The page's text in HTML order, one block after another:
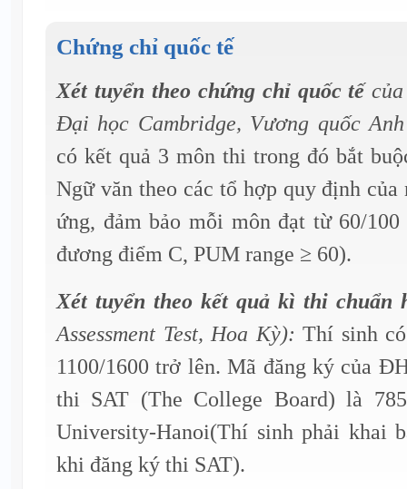
Chứng chỉ quốc tế
Xét tuyển theo chứng chỉ quốc tếcủa
Đại học Cambridge, Vương quốc
có kết quả 3 môn thi trong đó bắt
Ngữ văn theo các tổ hợp quy định của
ứng, đảm bảo mỗi môn đạt từ 60/
đương điểm C, PUM range ≥ 60).
Xét tuyển theo kết quả kì thi chuẩn
Assessment Test, Hoa Kỳ):Thí sinh
1100/1600 trở lên. Mã đăng ký của
thi SAT (The College Board) là
University-Hanoi(Thí sinh phải khai
khi đăng ký thi SAT).